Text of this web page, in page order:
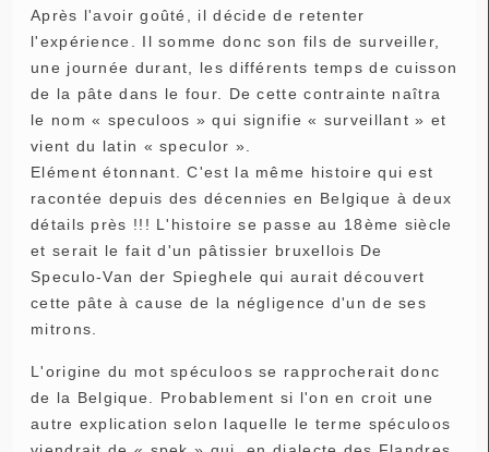
Après l'avoir goûté, il décide de retenter
l'expérience. Il somme donc son fils de surveiller,
une journée durant, les différents temps de cuisson
de la pâte dans le four. De cette contrainte naîtra
le nom « speculoos » qui signifie « surveillant » et
vient du latin « speculor ».
Elément étonnant. C'est la même histoire qui est
racontée depuis des décennies en Belgique à deux
détails près !!! L'histoire se passe au 18ème siècle
et serait le fait d'un pâtissier bruxellois De
Speculo-Van der Spieghele qui aurait découvert
cette pâte à cause de la négligence d'un de ses
mitrons.
L'origine du mot spéculoos se rapprocherait donc
de la Belgique. Probablement si l'on en croit une
autre explication selon laquelle le terme spéculoos